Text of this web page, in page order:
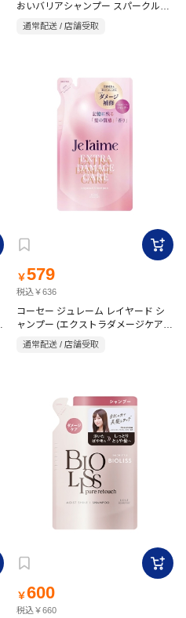
おいバリアシャンプー スパークルモ
イスト 詰替用 330ml
通常配送 / 店舗受取
￥579
税込￥636
コーセー ジュレーム レイヤード シ
ャンプー (エクストラダメージケア)
詰替 340ml
通常配送 / 店舗受取
￥600
税込￥660